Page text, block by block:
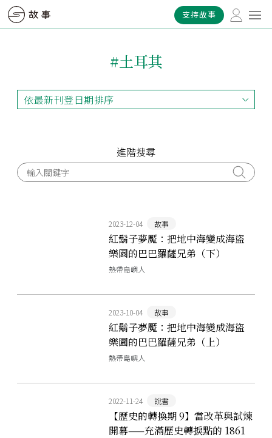
支持故事
#土耳其
依最新刊登日期排序
依最新刊登日期排序
進階搜尋
2023-12-04 故事
紅鬍子夢魘：把地中海變成海盜
樂園的巴巴羅薩兄弟（下）
熱帶島嶼人
2023-10-04 故事
紅鬍子夢魘：把地中海變成海盜
樂園的巴巴羅薩兄弟（上）
熱帶島嶼人
2022-11-24 說書
【歷史的轉換期 9】當改革與試煉
開幕——充滿歷史轉捩點的 1861